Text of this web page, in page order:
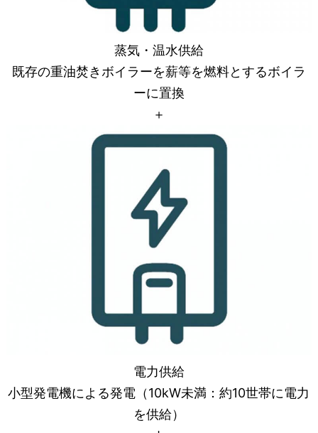
蒸気・温水供給
既存の重油焚きボイラーを薪等を燃料とするボイラ
ーに置換
＋
電力供給
小型発電機による発電（10kW未満：約10世帯に電力
を供給）